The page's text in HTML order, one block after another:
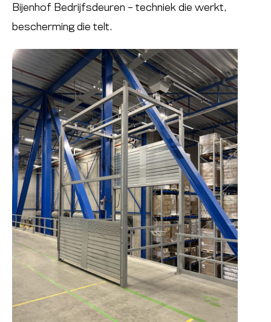
Bijenhof Bedrijfsdeuren – techniek die werkt,
bescherming die telt.